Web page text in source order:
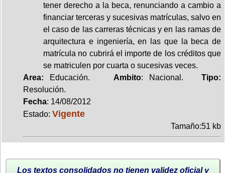
tener derecho a la beca, renunciando a cambio a
financiar terceras y sucesivas matrículas, salvo en
el caso de las carreras técnicas y en las ramas de
arquitectura e ingeniería, en las que la beca de
matrícula no cubrirá el importe de los créditos que
se matriculen por cuarta o sucesivas veces.
Area: Educación. Ambito: Nacional.Tipo:
Resolución.
Fecha: 14/08/2012
Estado: Vigente
Tamaño:51 kb
Los textos consolidados no tienen validez oficial y